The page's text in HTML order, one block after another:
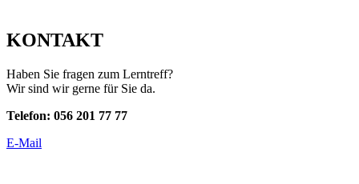
KONTAKT
Haben Sie fragen zum Lerntreff?
Wir sind wir gerne für Sie da.
Telefon: 056 201 77 77
E-Mail